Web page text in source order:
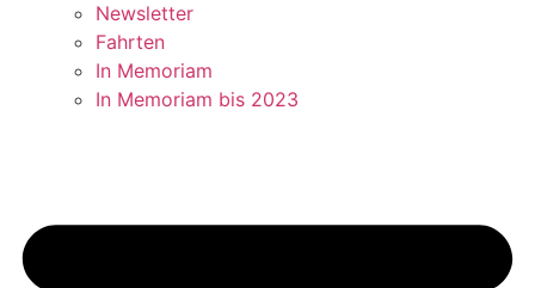
Newsletter
Fahrten
In Memoriam
In Memoriam bis 2023